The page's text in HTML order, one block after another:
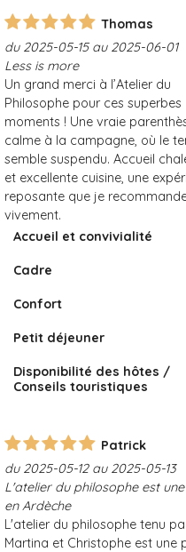
Thomas
du 2025-05-15 au 2025-06-01
Less is more
Un grand merci à l’Atelier du
Philosophe pour ces superbes
moments ! Une vraie
calme à la campagne, où le
semble suspendu. Accueil
et excellente cuisine, une
reposante que je
vivement.
Accueil et convivialité
Cadre
Confort
Petit déjeuner
Disponibilité des hôtes /
Conseils touristiques
Patrick
du 2025-05-12 au 2025-05-13
L'atelier du philosophe est
en Ardèche
L'atelier du philosophe tenu
Martina et Christophe est une